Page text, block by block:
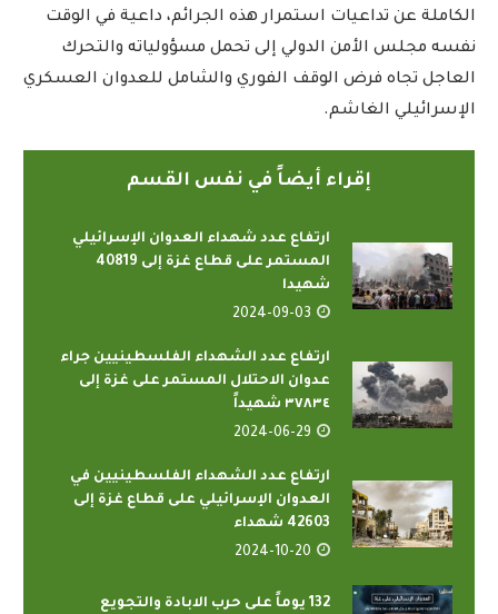
الكاملة عن تداعيات استمرار هذه الجرائم، داعية في الوقت
نفسه مجلس الأمن الدولي إلى تحمل مسؤولياته والتحرك
العاجل تجاه فرض الوقف الفوري والشامل للعدوان العسكري
الإسرائيلي الغاشم.
إقراء أيضاً في نفس القسم
ارتفاع عدد شهداء العدوان الإسرائيلي
المستمر على قطاع غزة إلى 40819
شهيدا
2024-09-03
ارتفاع عدد الشهداء الفلسطينيين جراء
عدوان الاحتلال المستمر على غزة إلى
٣٧٨٣٤ شهيداً
2024-06-29
ارتفاع عدد الشهداء الفلسطينيين في
العدوان الإسرائيلي على قطاع غزة إلى
42603 شهداء
2024-10-20
132 يوماً على حرب الابادة والتجويع